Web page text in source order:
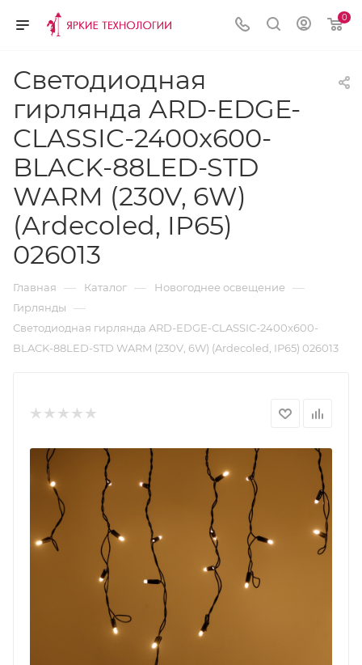
0
Светодиодная
гирлянда ARD-EDGE-
CLASSIC-2400x600-
BLACK-88LED-STD
WARM (230V, 6W)
(Ardecoled, IP65)
026013
Главная — Каталог — Новогоднее освещение —
Гирлянды —
Светодиодная гирлянда ARD-EDGE-CLASSIC-2400x600-
BLACK-88LED-STD WARM (230V, 6W) (Ardecoled, IP65) 026013